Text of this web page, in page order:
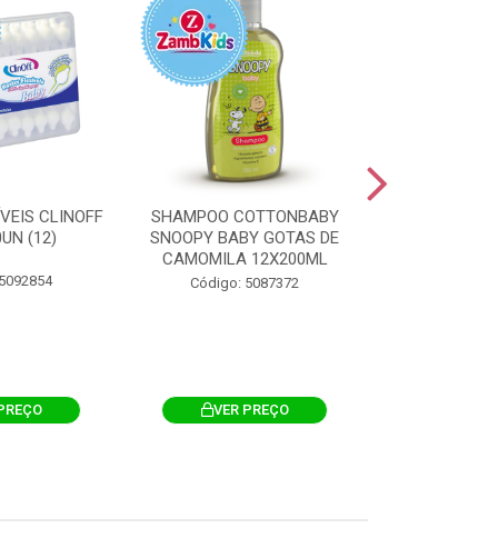
CLINOFF
(12)
SHAMPOO COTTONBABY
SNOOPY BABY GOTAS DE
CAMOMILA 12X200ML
Código: 5087372
VER PREÇO